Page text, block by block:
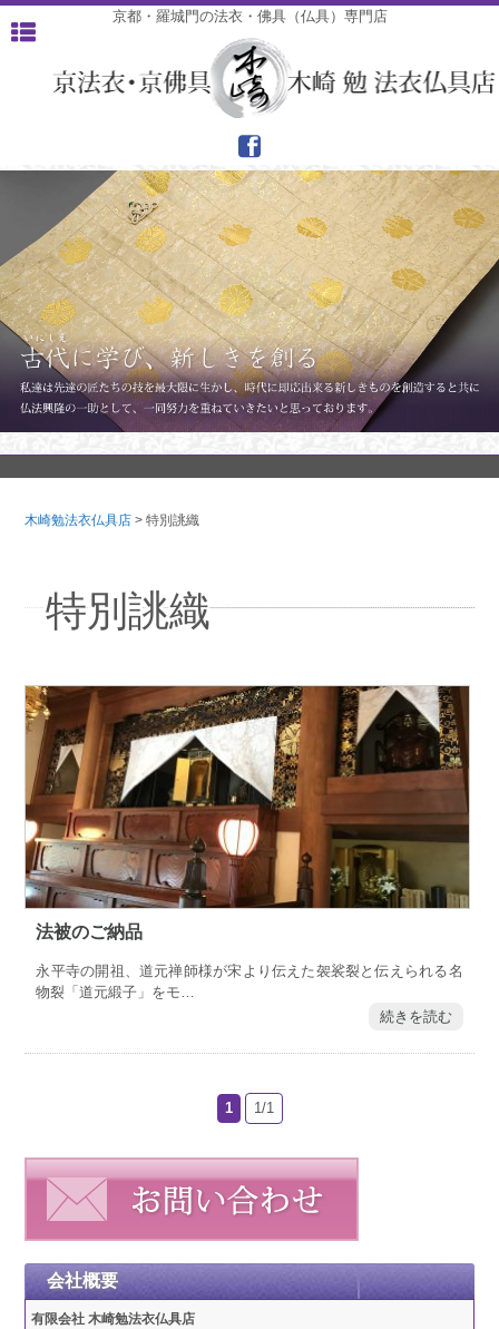
京都・羅城門の法衣・佛具（仏具）専門店
木崎勉法衣仏具店 >特別誂織
特別誂織
法被のご納品
永平寺の開祖、道元禅師様が宋より伝えた袈裟裂と伝えられる名
物裂「道元緞子」をモ…
続きを読む
1 1/1
会社概要
有限会社 木崎勉法衣仏具店